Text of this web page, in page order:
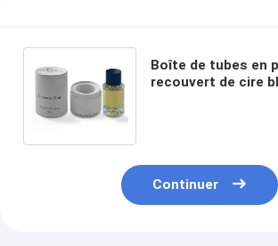
Boîte de tubes en
recouvert de cire
Continuer